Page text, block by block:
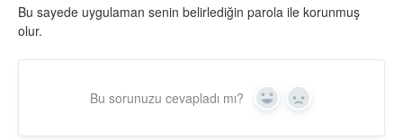
Bu sayede uygulaman senin belirlediğin parola ile korunmuş
olur.
Bu sorunuzu cevapladı mı? Yes No